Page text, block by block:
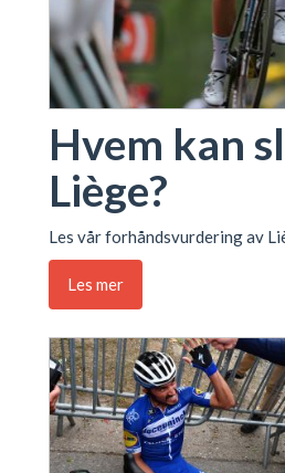
Hvem kan
Liège?
Les vår forhåndsvurdering av
Les mer